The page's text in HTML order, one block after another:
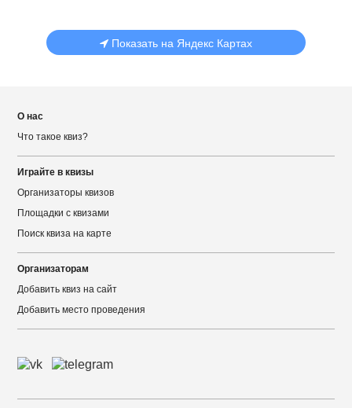
Показать на Яндекс Картах
О нас
Что такое квиз?
Играйте в квизы
Организаторы квизов
Площадки с квизами
Поиск квиза на карте
Организаторам
Добавить квиз на сайт
Добавить место проведения